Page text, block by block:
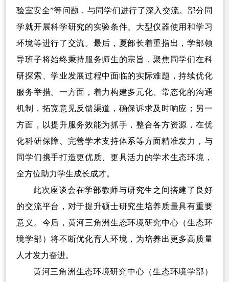
验室安全”等问题，与同学们进行了深入交流。部分同
学就开展科学研究的实验条件、大型仪器使用和学习
环境等进行了交流。最后，夏部长着重指出，学部领
导班子将始终秉持服务师生的宗旨，聚焦同学们在科
研探索、学业发展过程中面临的实际难题，持续优化
服务举措。一方面，着力构建多元化、常态化的沟通
机制，拓宽意见反馈渠道，确保诉求及时响应；另一
方面，以提升服务效能为抓手，整合各方资源，在优
化科研保障、完善学术支持体系等方面精准发力，与
同学们携手打造更优质、更具活力的学术生态环境，
全方位助力学生成长成才。
此次座谈会在学部教师与研究生之间搭建了良好
的交流平台，对于提升硕士研究生培养质量具有重要
意义。今后，黄河三角洲生态环境研究中心（生态环
境学部）将不断优化育人环境，为培养出更多高质量
人才发力奋进。
黄河三角洲生态环境研究中心（生态环境学部）